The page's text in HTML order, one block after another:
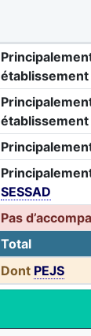
SESSAD
Pas
Total
Dont PEJS